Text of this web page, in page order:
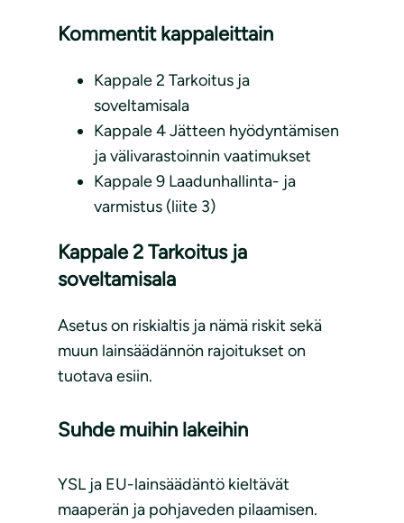
Kommentit kappaleittain
Kappale 2 Tarkoitus ja
soveltamisala
Kappale 4 Jätteen hyödyntämisen
ja välivarastoinnin vaatimukset
Kappale 9 Laadunhallinta- ja
varmistus (liite 3)
Kappale 2 Tarkoitus ja
soveltamisala
Asetus on riskialtis ja nämä riskit sekä
muun lainsäädännön rajoitukset on
tuotava esiin.
Suhde muihin lakeihin
YSL ja EU-lainsäädäntö kieltävät
maaperän ja pohjaveden pilaamisen.